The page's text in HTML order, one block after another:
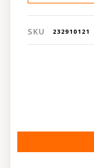
ποτήρια
SKU 232910121